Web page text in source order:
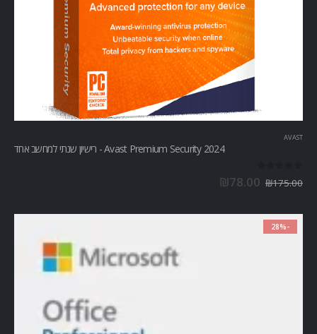
AVAST
Avast Premium Security 2024 - רישיון שנתי למחשב אחד
₪175.00
₪78.00
-28%